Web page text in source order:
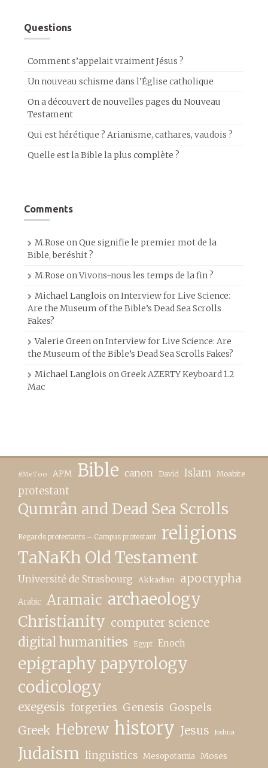
Questions
Comment s’appelait vraiment Jésus ?
Un nouveau schisme dans l’Église catholique
On a découvert de nouvelles pages du Nouveau
Testament
Qui est hérétique ? Arianisme, cathares, vaudois ?
Quelle est la Bible la plus complète ?
Comments
M.Rose onQue signifie le premier mot de la
Bible, beréshit ?
M.Rose onVivons-nous les temps de la fin ?
Michael Langlois onInterview for Live Science:
Are the Museum of the Bible’s Dead Sea Scrolls
Fakes?
Valerie GreenonInterview for Live Science: Are
the Museum of the Bible’s Dead Sea Scrolls Fakes?
Michael Langlois onGreek AZERTY Keyboard 1.2
Mac
#MeToo APM Bible canon David Islam Moabite
protestant
Qumrân and Dead Sea Scrolls
Regards protestants – Campus protestant religions
TaNaKh Old Testament
Université de Strasbourg Akkadian apocrypha
Arabic Aramaic archaeology
Christianity computer science
digital humanities Egypt Enoch
epigraphy papyrology
codicology
exegesis forgeries Genesis Gospels
Greek Hebrew history Jesus Joshua
Judaism linguistics Mesopotamia Moses